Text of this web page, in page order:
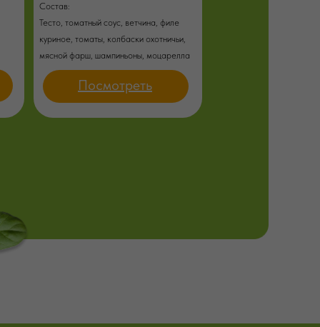
Состав:
Тесто, томатный соус, ветчина, филе
куриное, томаты, колбаски охотничьи,
мясной фарш, шампиньоны, моцарелла
Посмотреть